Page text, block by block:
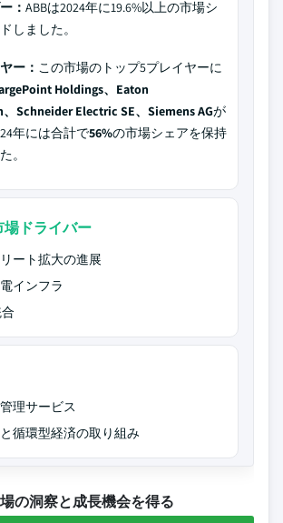
： ABBは2024年に19.6%以上の市場シ
しました。
ー： この市場のトップ5プレイヤーに
Holdings、Eaton
Schneider Electric SE、Siemens AGが
年には合計で56%の市場シェアを保持
。
場ドライバー
ート拡大の進展
インフラ
理サービス
循環型経済の取り組み
の洞察と成長機会を得る